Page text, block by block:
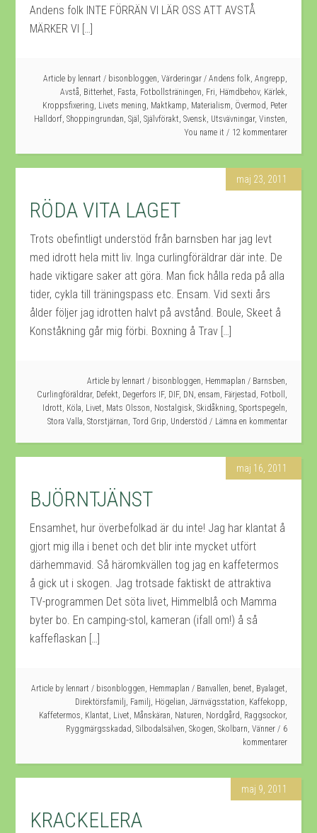
Andens folk INTE FÖRRÄN VI LÄR OSS ATT AVSTÅ
MÄRKER VI […]
Article by lennart / bisonbloggen, Värderingar / Andens folk, Angrepp,
Avstå, Bitterhet, Fasta, Fotbollsträningen, Fri, Hämdbehov, Kärlek,
Kroppsfixering, Livets mening, Maktkamp, Materialism, Övermod, Peter
Halldorf, Shoppingrundan, Själ , Självförakt, Svensk, Utsvävningar, Vinsten,
You name it
12 kommentarer
maj 23, 2011
RÖDA VITA LAGET
Trots obefintligt understöd från barnsben har jag levt
med idrott hela mitt liv. Inga curlingföräldrar där inte. De
hade viktigare saker att göra. Man fick hålla reda på alla
tider, cykla till träningspass etc. Ensam. Vid sexti års
ålder följer jag idrotten halvt på avstånd. Boule, Skeet å
Konståkning går mig förbi. Boxning å Trav […]
Article by lennart / bisonbloggen, Hemmaplan / Barnsben,
Curlingföräldrar, Defekt, Degerfors IF, DIF, DN , ensam, Färjestad, Fotboll ,
Idrott, Köla, Livet, Mats Olsson, Nostalgisk, Skidåkning, Sportspegeln,
Stora Valla, Storstjärnan, Tord Grip, Understöd Lämna en kommentar
maj 16, 2011
BJÖRNTJÄNST
Ensamhet, hur överbefolkad är du inte! Jag har klantat å
gjort mig illa i benet och det blir inte mycket utfört
därhemmavid. Så häromkvällen tog jag en kaffetermos
å gick ut i skogen. Jag trotsade faktiskt de attraktiva
TV-programmen Det söta livet, Himmelblå och Mamma
byter bo. En camping-stol, kameran (ifall om!) å så
kaffeflaskan […]
Article by lennart / bisonbloggen, Hemmaplan / Banvallen, benet, Byalaget,
Direktörsfamilj, Familj, Högelian, Järnvägsstation, Kaffekopp,
Kaffetermos, Klantat, Livet, Månskäran, Naturen, Nordgård, Raggsockor,
Ryggmärgsskadad, Silbodalsälven, Skogen, Skolbarn, Vänner
6
kommentarer
maj 9, 2011
KRACKELERA